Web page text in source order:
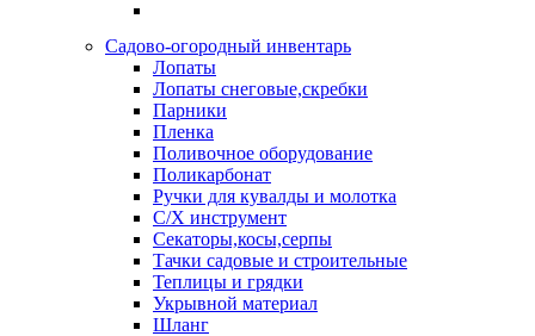
Садово-огородный инвентарь
Лопаты
Лопаты снеговые,скребки
Парники
Пленка
Поливочное оборудование
Поликарбонат
Ручки для кувалды и молотка
С/Х инструмент
Секаторы,косы,серпы
Тачки садовые и строительные
Теплицы и грядки
Укрывной материал
Шланг